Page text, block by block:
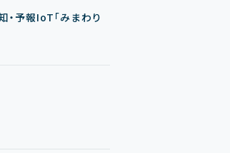
・予報IoT「みまわり